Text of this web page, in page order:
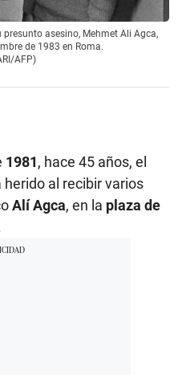
asesino, Mehmet Ali Agca,
de 1983 en Roma.
AFP)
1981, hace 45 años, el
herido al recibir varios
Alí Agca, en la plaza de